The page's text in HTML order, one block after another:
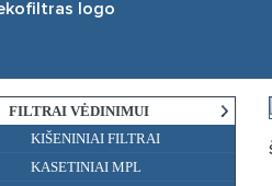
FILTRAI VĖDINIMUI
KIŠENINIAI FILTRAI
KASETINIAI MPL